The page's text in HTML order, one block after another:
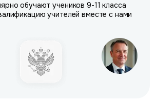
обучают учеников 9-11 класса
учителей вместе с нами